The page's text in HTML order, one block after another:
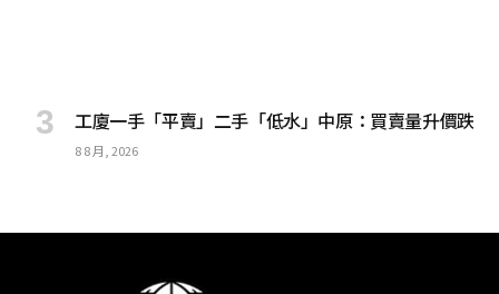
工廈一手「平賣」二手「低水」中原：買賣量升價跌
8 8 月, 2026